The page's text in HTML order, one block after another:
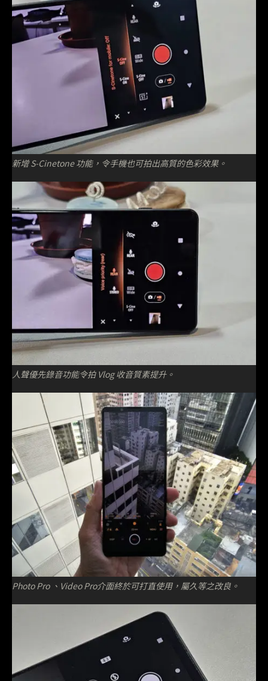
新增 S-Cinetone 功能，令手機也可拍出高質的色彩效果。
人聲優先錄音功能令拍 Vlog 收音質素提升。
Photo Pro 、Video Pro介面終於可打直使用，屬久等之改良。